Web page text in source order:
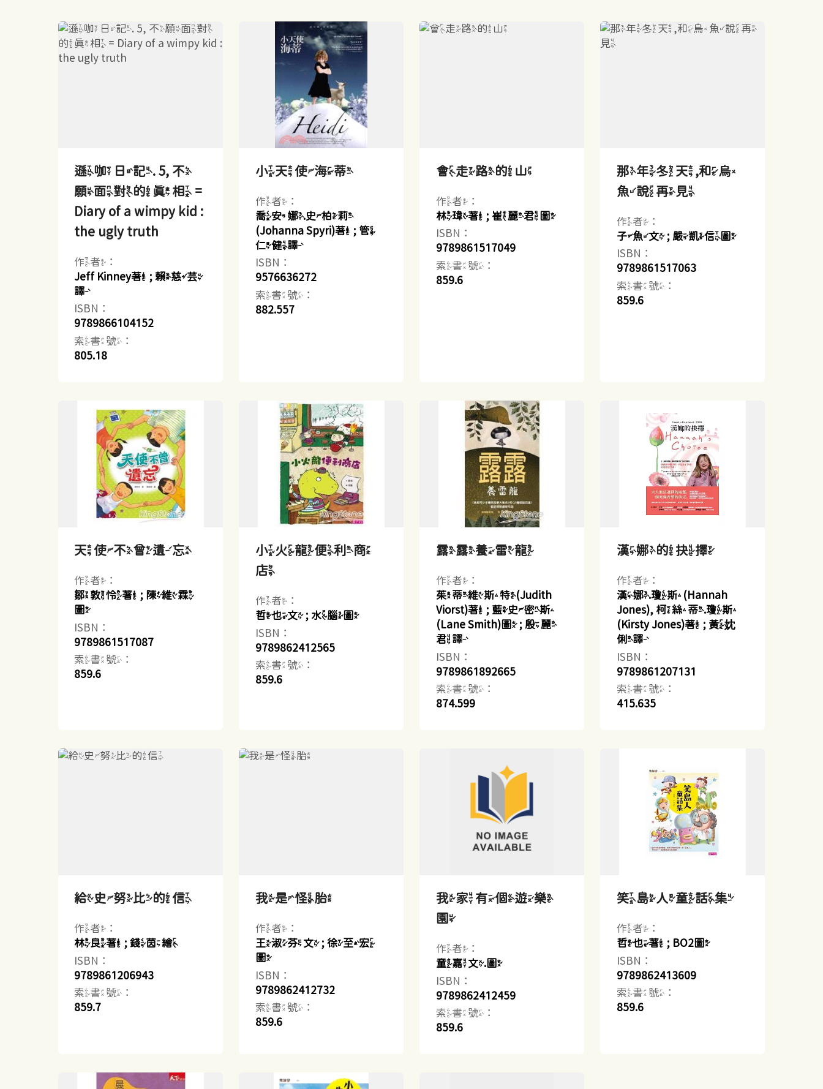
遜咖日記. 5, 不
願面對的真相 =
Diary of a wimpy kid :
the ugly truth
作者：
Jeff Kinney著 ; 賴慈芸
譯
ISBN：
9789866104152
索書號：
805.18
小天使海蒂
作者：
喬安娜.史柏莉
(Johanna Spyri)著 ; 管
仁健譯
ISBN：
9576636272
索書號：
882.557
會走路的山
作者：
林瑋著 ; 崔麗君圖
ISBN：
9789861517049
索書號：
859.6
那年冬天,和烏
魚說再見
作者：
子魚文 ; 嚴凱信圖
ISBN：
9789861517063
索書號：
859.6
天使不曾遺忘
作者：
鄒敦怜著 ; 陳維霖
圖
ISBN：
9789861517087
索書號：
859.6
小火龍便利商
店
作者：
哲也文 ; 水腦圖
ISBN：
9789862412565
索書號：
859.6
露露養雷龍
作者：
茱蒂維斯特(Judith
Viorst)著 ; 藍史密斯
(Lane Smith)圖 ; 殷麗
君譯
ISBN：
9789861892665
索書號：
874.599
漢娜的抉擇
作者：
漢娜.瓊斯(Hannah
Jones), 柯絲蒂.瓊斯
(Kirsty Jones)著 ; 黃妉
俐譯
ISBN：
9789861207131
索書號：
415.635
給史努比的信
作者：
林良著 ; 錢茵繪
ISBN：
9789861206943
索書號：
859.7
我是怪胎
作者：
王淑芬文 ; 徐至宏
圖
ISBN：
9789862412732
索書號：
859.6
我家有個遊樂
園
作者：
童嘉文.圖
ISBN：
9789862412459
索書號：
859.6
笑島人童話集
作者：
哲也著 ; BO2圖
ISBN：
9789862413609
索書號：
859.6